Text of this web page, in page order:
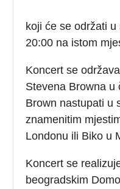
koji će se održati u
20:00 na istom
Koncert se
Stevena Browna u
Brown nastupati u
znamenitim
Londonu ili Biko u
Koncert se
beogradskim